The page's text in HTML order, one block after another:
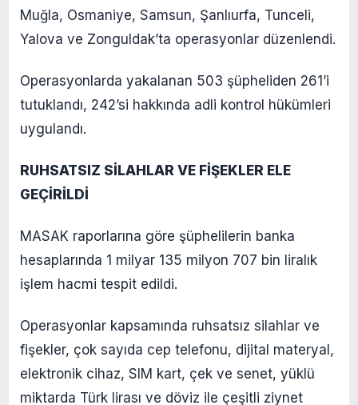
Muğla, Osmaniye, Samsun, Şanlıurfa, Tunceli,
Yalova ve Zonguldak’ta operasyonlar düzenlendi.
Operasyonlarda yakalanan 503 şüpheliden 261’i
tutuklandı, 242’si hakkında adli kontrol hükümleri
uygulandı.
RUHSATSIZ SİLAHLAR VE FİŞEKLER ELE
GEÇİRİLDİ
MASAK raporlarına göre şüphelilerin banka
hesaplarında 1 milyar 135 milyon 707 bin liralık
işlem hacmi tespit edildi.
Operasyonlar kapsamında ruhsatsız silahlar ve
fişekler, çok sayıda cep telefonu, dijital materyal,
elektronik cihaz, SIM kart, çek ve senet, yüklü
miktarda Türk lirası ve döviz ile çeşitli ziynet